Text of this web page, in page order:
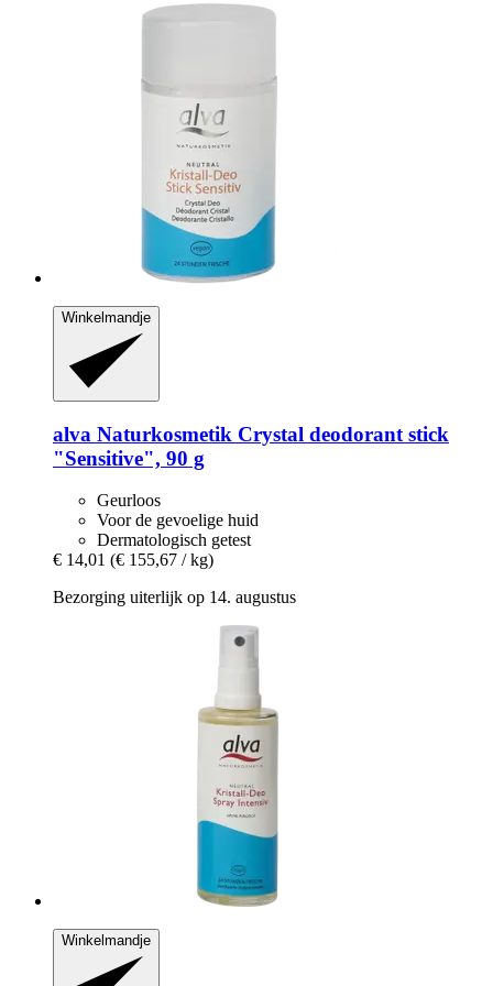
Winkelmandje
alva Naturkosmetik Crystal deodorant stick
"Sensitive", 90 g
Geurloos
Voor de gevoelige huid
Dermatologisch getest
€ 14,01 (€ 155,67 / kg)
Bezorging uiterlijk op 14. augustus
Winkelmandje